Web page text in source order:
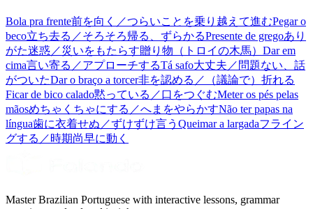
Bola pra frente前を向く／つらいことを乗り越えて進むPegar o
beco立ち去る／そろそろ帰る、ずらかるPresente de gregoあり
がた迷惑／災いをもたらす贈り物（トロイの木馬） Dar em
cima言い寄る／アプローチするTá safo大丈夫／問題ない、話
がついたDar o braço a torcer非を認める／（議論で）折れる
Ficar de bico calado黙っている／口をつぐむMeter os pés pelas
mãosめちゃくちゃにする／へまをやらかすNão ter papas na
língua歯に衣着せぬ／ずけずけ言う Queimar a largadaフライン
グする／時期尚早に動く
Master Brazilian Portuguese with interactive lessons, grammar